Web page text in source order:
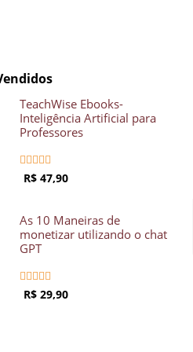
TeachWise Ebooks-
Inteligência Artificial para
Professores
    
R$ 47,90
As 10 Maneiras de
monetizar utilizando o chat
GPT
    
R$ 29,90